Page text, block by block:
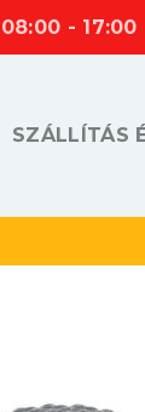
08:00 - 17:00
SZÁLLÍTÁS